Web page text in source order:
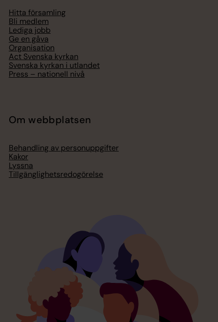
Hitta församling
Bli medlem
Lediga jobb
Ge en gåva
Organisation
Act Svenska kyrkan
Svenska kyrkan i utlandet
Press – nationell nivå
Om webbplatsen
Behandling av personuppgifter
Kakor
Lyssna
Tillgänglighetsredogörelse